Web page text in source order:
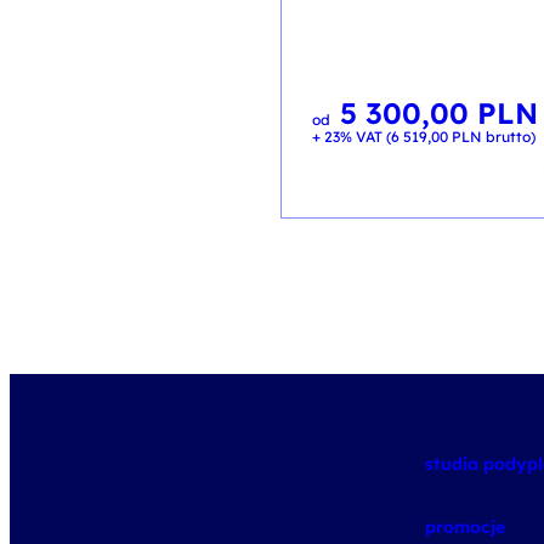
od 5 300,00 PLN
+ 23% VAT (6 519,00 PLN brutto)
studia
promocje